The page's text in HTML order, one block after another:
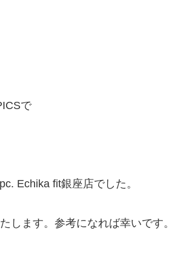
で
Echika fit銀座店でした。
します。参考になれば幸いです。